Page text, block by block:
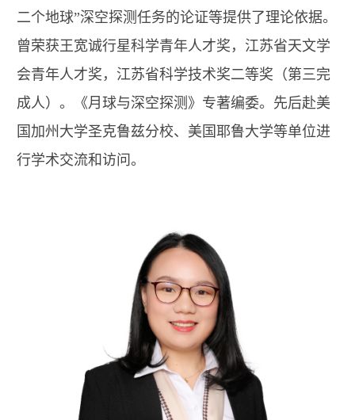
二个地球”深空探测任务的论证等提供了理论依据。
曾荣获王宽诚行星科学青年人才奖，江苏省天文学
会青年人才奖，江苏省科学技术奖二等奖（第三完
成人）。《月球与深空探测》专著编委。先后赴美
国加州大学圣克鲁兹分校、美国耶鲁大学等单位进
行学术交流和访问。